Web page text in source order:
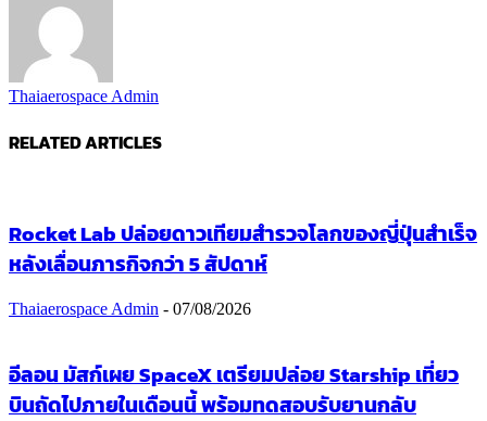
Thaiaerospace Admin
RELATED ARTICLES
Rocket Lab ปล่อยดาวเทียมสำรวจโลกของญี่ปุ่นสำเร็จ
หลังเลื่อนภารกิจกว่า 5 สัปดาห์
Thaiaerospace Admin - 07/08/2026
อีลอน มัสก์เผย SpaceX เตรียมปล่อย Starship เที่ยว
บินถัดไปภายในเดือนนี้ พร้อมทดสอบรับยานกลับ